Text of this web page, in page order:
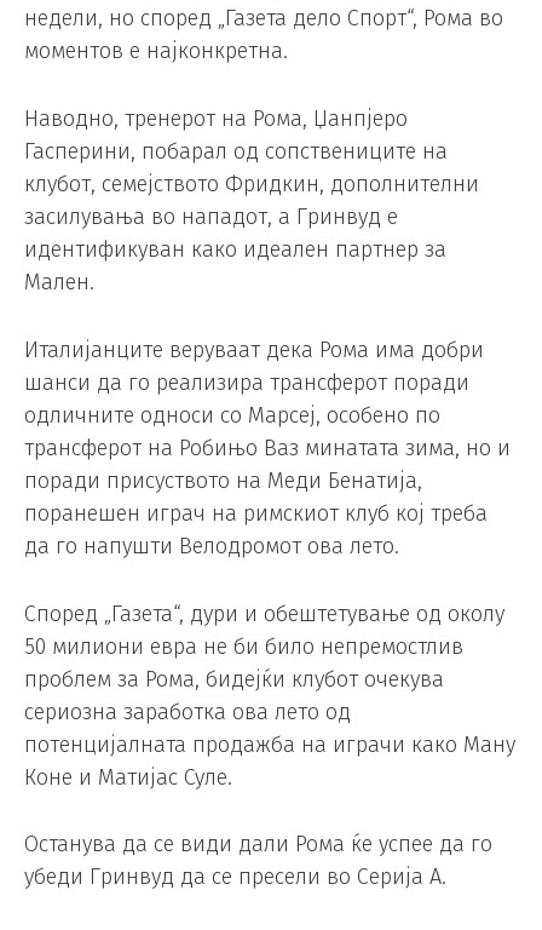
недели, но според „Газета дело Спорт“, Рома во
моментов е најконкретна.
Наводно, тренерот на Рома, Џанпјеро
Гасперини, побарал од сопствениците на
клубот, семејството Фридкин, дополнителни
засилувања во нападот, а Гринвуд е
идентификуван како идеален партнер за
Мален.
Италијанците веруваат дека Рома има добри
шанси да го реализира трансферот поради
одличните односи со Марсеј, особено по
трансферот на Робињо Ваз минатата зима, но и
поради присуството на Меди Бенатија,
поранешен играч на римскиот клуб кој треба
да го напушти Велодромот ова лето.
Според „Газета“, дури и обештетување од околу
50 милиони евра не би било непремостлив
проблем за Рома, бидејќи клубот очекува
сериозна заработка ова лето од
потенцијалната продажба на играчи како Ману
Коне и Матијас Суле.
Останува да се види дали Рома ќе успее да го
убеди Гринвуд да се пресели во Серија А.